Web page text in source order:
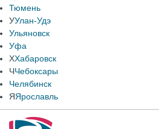
Тюмень
УУлан-Удэ
Ульяновск
Уфа
ХХабаровск
ЧЧебоксары
Челябинск
ЯЯрославль